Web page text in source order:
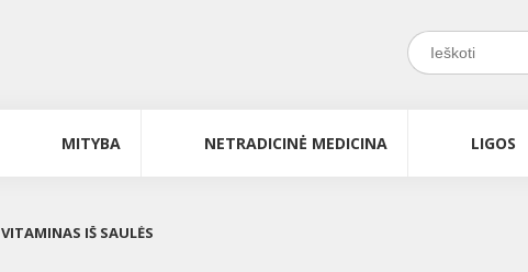
MITYBA NETRADICINĖ MEDICINA LIGOS
VITAMINAS IŠ SAULĖS